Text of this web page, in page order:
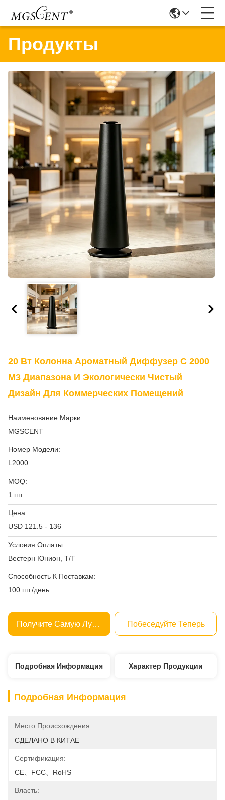
Продукты
20 Вт Колонна Ароматный Диффузер С 2000
М3 Диапазона И Экологически Чистый
Дизайн Для Коммерческих Помещений
Наименование Марки:
MGSCENT
Номер Модели:
L2000
MOQ:
1 шт.
Цена:
USD 121.5 - 136
Условия Оплаты:
Вестерн Юнион, Т/Т
Способность К Поставкам:
100 шт./день
Получите Самую Лучшую Цену Побеседуйте Теперь
Подробная Информация Характер Продукции
Подробная Информация
Место Происхождения:
СДЕЛАНО В КИТАЕ
Сертификация:
CE、FCC、RoHS
Власть: